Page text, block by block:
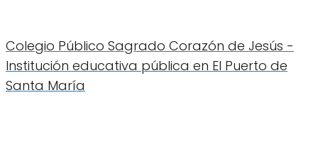
Colegio Público Sagrado Corazón de Jesús -
Institución educativa pública en El Puerto de
Santa María